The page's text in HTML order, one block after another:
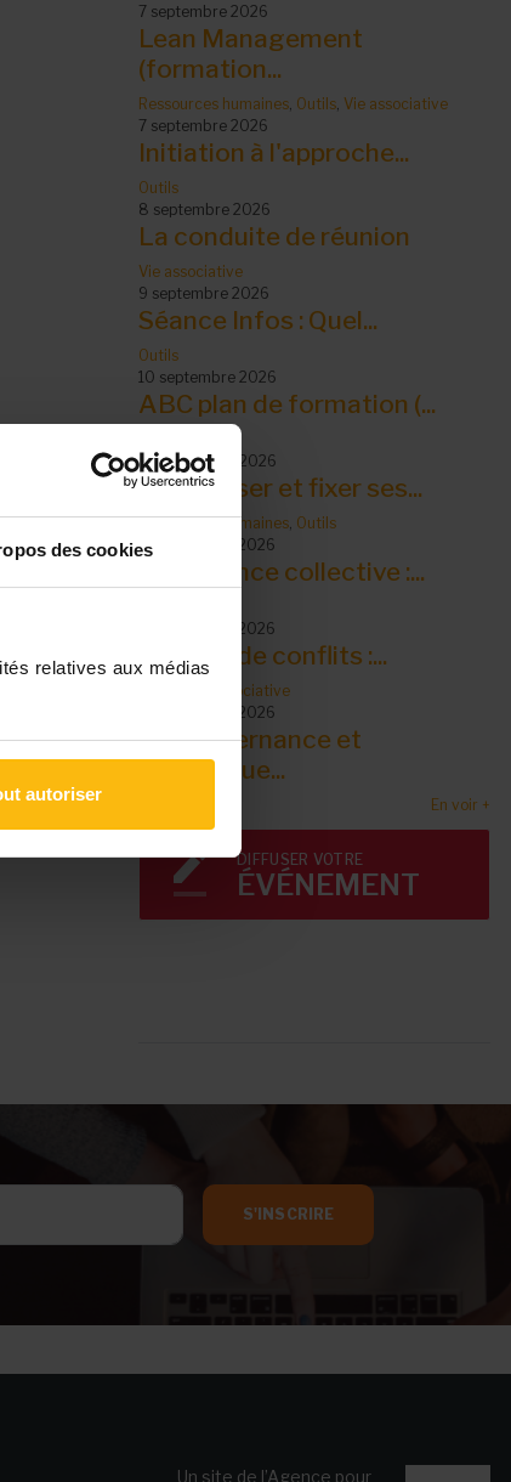
des cookies
relatives aux médias
autoriser
7 septembre 2026
Lean Management
(formation...
Ressources humaines Outils Vie associative
7 septembre 2026
Initiation à l'approche...
Outils
8 septembre 2026
La conduite de réunion
Vie associative
9 septembre 2026
Séance Infos : Quel...
Outils
10 septembre 2026
ABC plan de formation (...
10 septembre 2026
S’organiser et fixer ses...
Ressources humaines Outils
14 septembre 2026
Intelligence collective :...
14 septembre 2026
Gestion de conflits :...
Vie associative
15 septembre 2026
La gouvernance et
dynamique...
En voir +
DIFFUSER VOTRE
ÉVÉNEMENT
S'INSCRIRE
Un site de l’Agence pour